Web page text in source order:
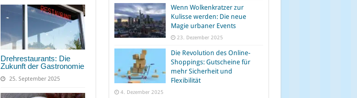
Drehrestaurants: Die
Zukunft der Gastronomie
25. September 2025
Wenn Wolkenkratzer zur
Kulisse werden: Die neue
Magie urbaner Events
23. Dezember 2025
Die Revolution des Online-
Shoppings: Gutscheine für
mehr Sicherheit und
Flexibilität
4. Dezember 2025